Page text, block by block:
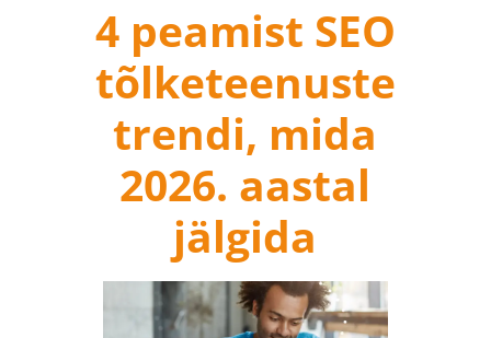
4 peamist SEO
tõlketeenuste
trendi, mida
2026. aastal
jälgida